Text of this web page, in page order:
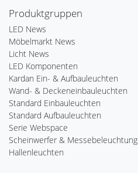
Produktgruppen
LED News
Möbelmarkt News
Licht News
LED Komponenten
Kardan Ein- & Aufbauleuchten
Wand- & Deckeneinbauleuchten
Standard Einbauleuchten
Standard Aufbauleuchten
Serie Webspace
Scheinwerfer & Messebeleuchtung
Hallenleuchten